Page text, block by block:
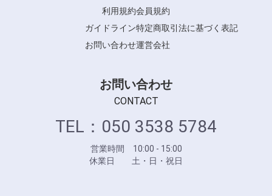
利用規約会員規約
ガイドライン特定商取引法に基づく表記
お問い合わせ運営会社
お問い合わせ
CONTACT
TEL：050 3538 5784
営業時間 10:00 - 15:00
休業日 土・日・祝日